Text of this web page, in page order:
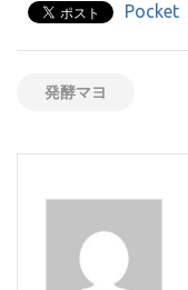
Pocket
発酵マヨ